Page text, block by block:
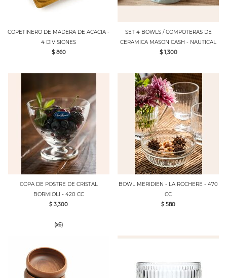
COPETINERO DE MADERA DE ACACIA -
4 DIVISIONES
$ 860
SET 4 BOWLS / COMPOTERAS DE
CERAMICA MASON CASH - NAUTICAL
$ 1,300
COPA DE POSTRE DE CRISTAL
BORMIOLI - 420 CC
$ 3,300
(x6)
BOWL MERIDIEN - LA ROCHERE - 470
CC
$ 580